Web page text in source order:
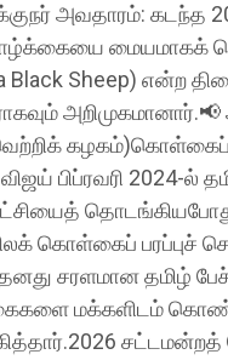
அவதாரம்: கடந்த
மையமாகக்
Black Sheep) என்ற
அறிமுகமானார்.📢
கழகம்)கொள்கைப்
பிப்ரவரி 2024-ல்
கொள்கைப் பரப்புச்
தனது சரளமான தமிழ்
மக்களிடம்